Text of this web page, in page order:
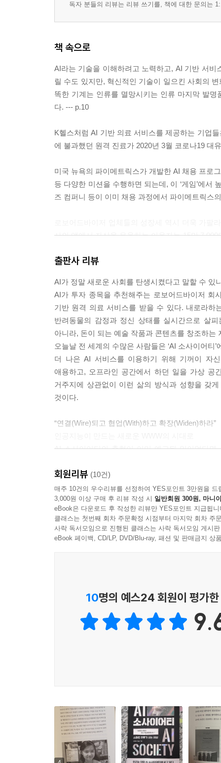
독자 분들의 리뷰는 리뷰 쓰기를, 책에 대한 문의는
책 속으로
AI라는 기술을 이해하려고 노력하고, AI 기반 서
릴 수도 있지만, 혁신적인 기술이 일으킨 사회의
똑한 기계는 인류를 멸망시키는 인류 마지막 발명
다. --- p.10
K헬스처럼 AI 기반 의료 서비스를 제공하는 기업
에 불과했던 원격 진료가 2020년 3월 코로나19 대
미국 뉴욕의 파이메트릭스가 개발한 AI 채용 프로
등 다양한 미션을 수행하면 되는데, 이 ‘게임’에
즈 컴퍼니 등이 이미 채용 과정에서 파이메트릭스
사의 앱에서 자산을 운용하는 이용자는 15만
나 흔한 기술로 자리 잡은 사회다. AI 소사이어티
스와 상품을 누리며, 지능이 높은 기계와 긴밀하게
중국 전역 수천 개의 학교에서 이미 몇 년 전부터
휴해 실험실처럼 운영되는 경우도 있다. 눈여겨볼
는 사실이다. --- p.98
사실상 AI는 메타버스라는 공간의 건축가이고,
버스에 사회적 경험과 신선한 콘텐츠를 주입하며
확하게 예측해냈다. 실험 결과를 보면, 3~12개월
쳐 창조의 단계에 이르듯 AI도 같은 과정을 밟고
는 예술품이 될지도 모른다. --- p.197
AI 소사이어티는 앞으로 더욱 많은 혜택을 제공하
AI가 인간에게 주는 혜택 또한 업그레이드되기
업들은 누구나 사용할 수 있는 AI를 미션으로 내
었을까? 그 이유는 바로 AI는 다양한 응용 노하
--- p.275
AI가 흑백으로 규정지을 수 있는 존재가 아니듯,
기술로 보완하고 해결하며 더 나은 사회를 만들어
세계 최고의 데이터 부국은 어디일까? 중국이 미
출판사 리뷰
AI가 정말 새로운 사회를 탄생시켰다고 말할 수 있
AI가 투자 종목을 추천해주는 로보어드바이저
기반 원격 의료 서비스를 받을 수 있다. 내로라
반려동물의 감정과 정신 상태를 실시간으로 살
아니라, 돈이 되는 예술 작품과 콘텐츠를 창조하는
오늘날 전 세계의 수많은 사람들은 ‘AI 소사이어
더 나은 AI 서비스를 이용하기 위해 기꺼이 자
애용하고, 오프라인 공간에서 하던 일을 가상 공
거주지에 상관없이 이런 삶의 방식과 성향을 갖
것이다.
“연결(Wire)되고 협업(With)하고 확장(Widen)하라”
AI 소사이어티의 출현이 이미 예고된 일이었다
인류 최대 발전을 가져올 잠재력이 있다”라고
인류는 AI가 만드는 무한한 혜택을 누리며 더욱 풍
AI 소사이어티는 인류가 수렵, 농경, 산업, 정
정보혁명이 일어난 사회라면, AI 소사이어티는
(Widen)’이라는 키워드로 AI 소사이어티의 특징
우리가 마주한 새로운 사회다. 그리고 이곳에는 ‘
AI 소사이어티에 산다는 것은 과거 상상할 수 없
되기 때문이다. 이 책에서는 복잡한 AI 기술을
실제로 우리가 이미 경험하고 있고, 또 앞으로 경
될까? AI 역시 거대한 자본의 흐름을 따라 불평
흥미로운 질문들이 가득하다.
미래는 이미 도래했다.
다만 모두에게 균등하게 온 것은 아니다.
회원리뷰 (10건)
매주 10건의 우수리뷰를 선정하여 YES포인트 3만원을 드
3,000원 이상 구매 후 리뷰 작성 시 일반회원 300원, 마니
eBook은 다운로드 후 작성한 리뷰만 YES포인트 지급됩니
클래스는 첫번째 회차 주문확정 시점부터 마지막 회차 주
사락 독서모임으로 진행된 클래스는 사락 독서모임 게시
eBook 페이백, CD/LP, DVD/Blu-ray, 패션 및 판매금지 상
10명의 예스24 회원이 평가